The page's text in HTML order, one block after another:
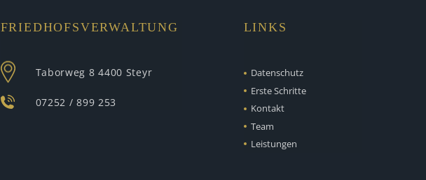
FRIEDHOFSVERWALTUNG
Taborweg 8 4400 Steyr
07252 / 899 253
LINKS
Datenschutz
Erste Schritte
Kontakt
Team
Leistungen